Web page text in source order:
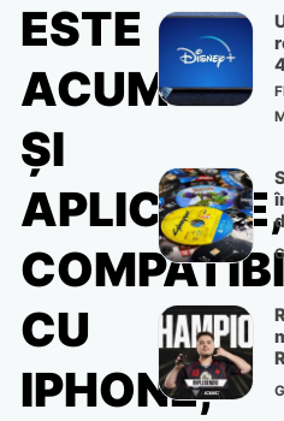
ESTE
ACUM
ȘI
APLICAȚIE,
CU
IPHONE,